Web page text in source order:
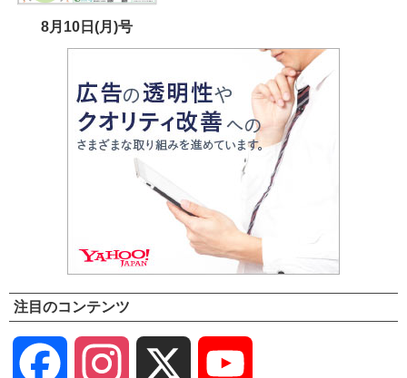
8月10日(月)号
注目のコンテンツ
Facebook Instagram